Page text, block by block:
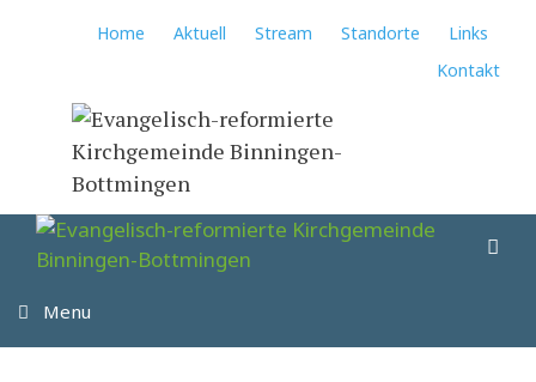
Home Aktuell Stream Standorte
Links
Kontakt
Menu